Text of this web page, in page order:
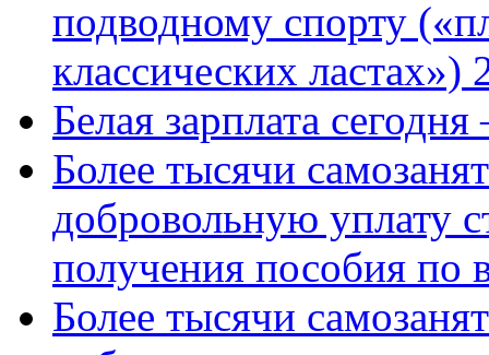
подводному спорту
классических ластах»)
Белая зарплата
Более тысячи
добровольную уплату
получения пособия по
Более тысячи